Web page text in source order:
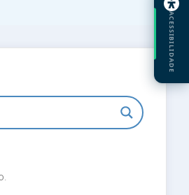
ACESSIBILIDADE